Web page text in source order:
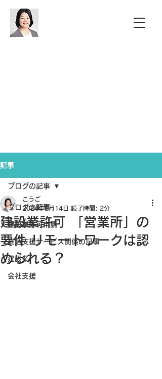
記事
ブログの記事
建設業許可申請
終活支援サービス関係の記事
建設業
会社支援
ブログの記事
建設業許可 「営業所」の
要件 リモートワークは認
められる？
こうご
2024年6月14日 読了時間: 2分